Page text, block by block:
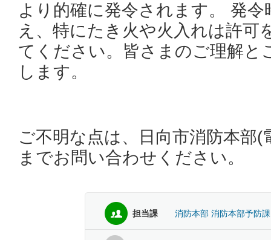
より的確に発令されます。 発
え、特にたき火や火入れは許可
てください。皆さまのご理解と
します。
ご不明な点は、日向市消防本部
までお問い合わせください。
担当課 消防本部 消防本部予防課